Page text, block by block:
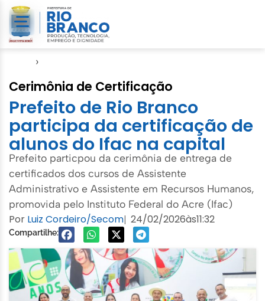
›
Cerimônia de Certificação
Prefeito de Rio Branco
participa da certificação de
alunos do Ifac na capital
Prefeito particpou da cerimônia de entrega de
certificados dos cursos de Assistente
Administrativo e Assistente em Recursos Humanos,
promovida pelo Instituto Federal do Acre (Ifac)
Por Luiz Cordeiro/Secom| 24/02/2026às11:32
Compartilhe: